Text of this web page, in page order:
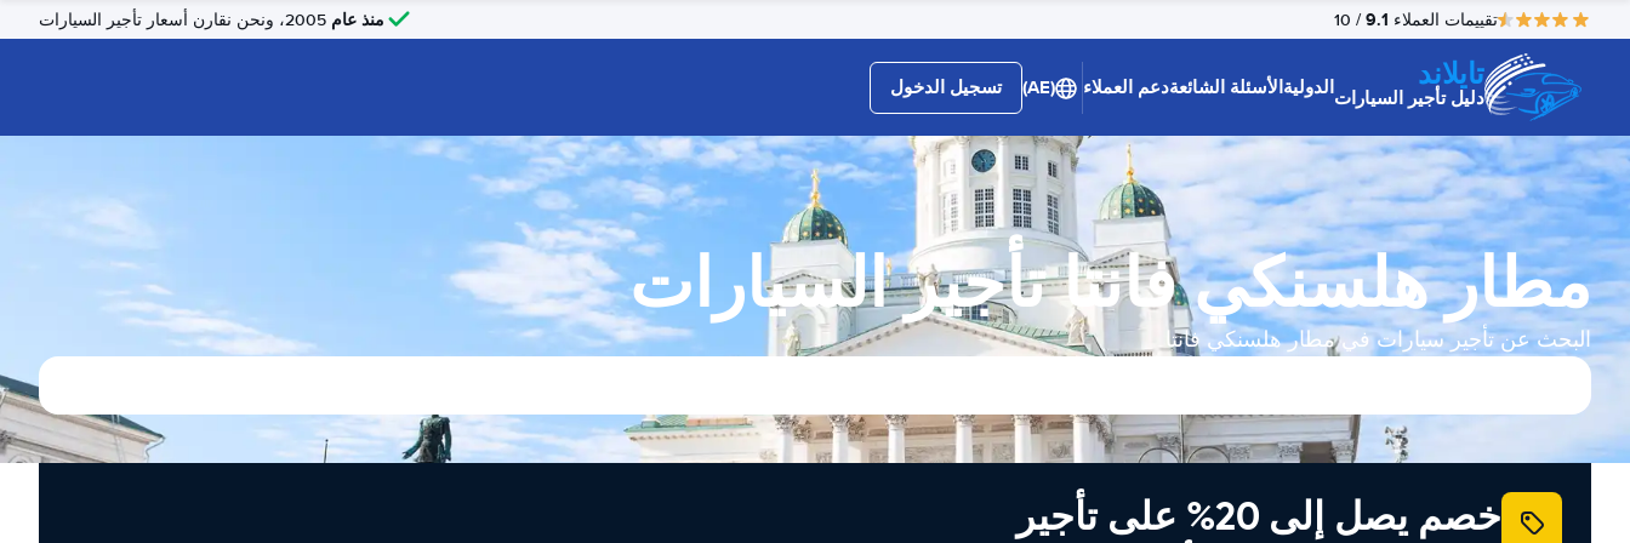
تقييمات العملاء 9.1
/ 10 منذ عام
تايلاند
دليل تأجير السياراتالدوليةالأسئلة الشائعةدعم العملاء (AE) تسجيل الدخول
مطار هلسنكي فانتا تأجير السيارات
البحث عن تأجير سيارات في مطار هلسنكي فانتا
خصم يصل إلى 20% على تأجير